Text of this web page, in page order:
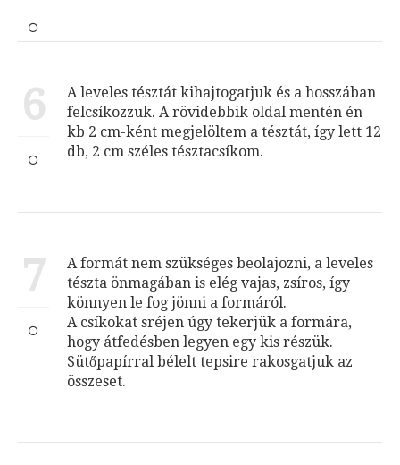
6
A leveles tésztát kihajtogatjuk és a hosszában
felcsíkozzuk. A rövidebbik oldal mentén én
kb 2 cm-ként megjelöltem a tésztát, így lett 12
db, 2 cm széles tésztacsíkom.
7
A formát nem szükséges beolajozni, a leveles
tészta önmagában is elég vajas, zsíros, így
könnyen le fog jönni a formáról.
A csíkokat sréjen úgy tekerjük a formára,
hogy átfedésben legyen egy kis részük.
Sütőpapírral bélelt tepsire rakosgatjuk az
összeset.